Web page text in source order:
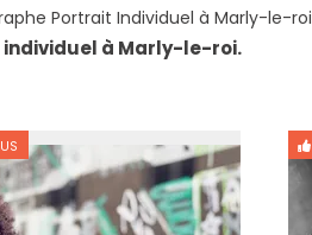
Portrait Individuel à Marly-le-roi
à Marly-le-roi.